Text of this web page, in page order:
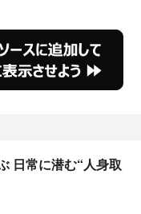
日常に潜む“人身取